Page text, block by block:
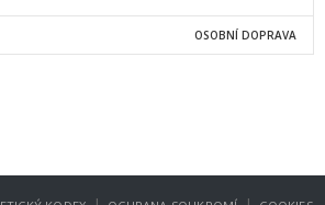
OSOBNÍ DOPRAVA